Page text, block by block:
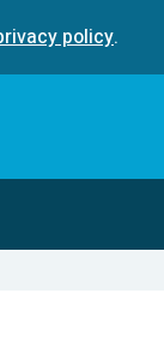
policy.